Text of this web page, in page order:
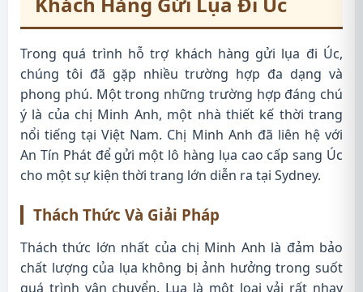
Trong quá trình hỗ trợ khách hàng gửi lụa đi Úc,
chúng tôi đã gặp nhiều trường hợp đa dạng và
phong phú. Một trong những trường hợp đáng chú
ý là của chị Minh Anh, một nhà thiết kế thời trang
nổi tiếng tại Việt Nam. Chị Minh Anh đã liên hệ với
An Tín Phát để gửi một lô hàng lụa cao cấp sang Úc
cho một sự kiện thời trang lớn diễn ra tại Sydney.
Thách Thức Và Giải Pháp
Thách thức lớn nhất của chị Minh Anh là đảm bảo
chất lượng của lụa không bị ảnh hưởng trong suốt
quá trình vận chuyển. Lụa là một loại vải rất nhạy